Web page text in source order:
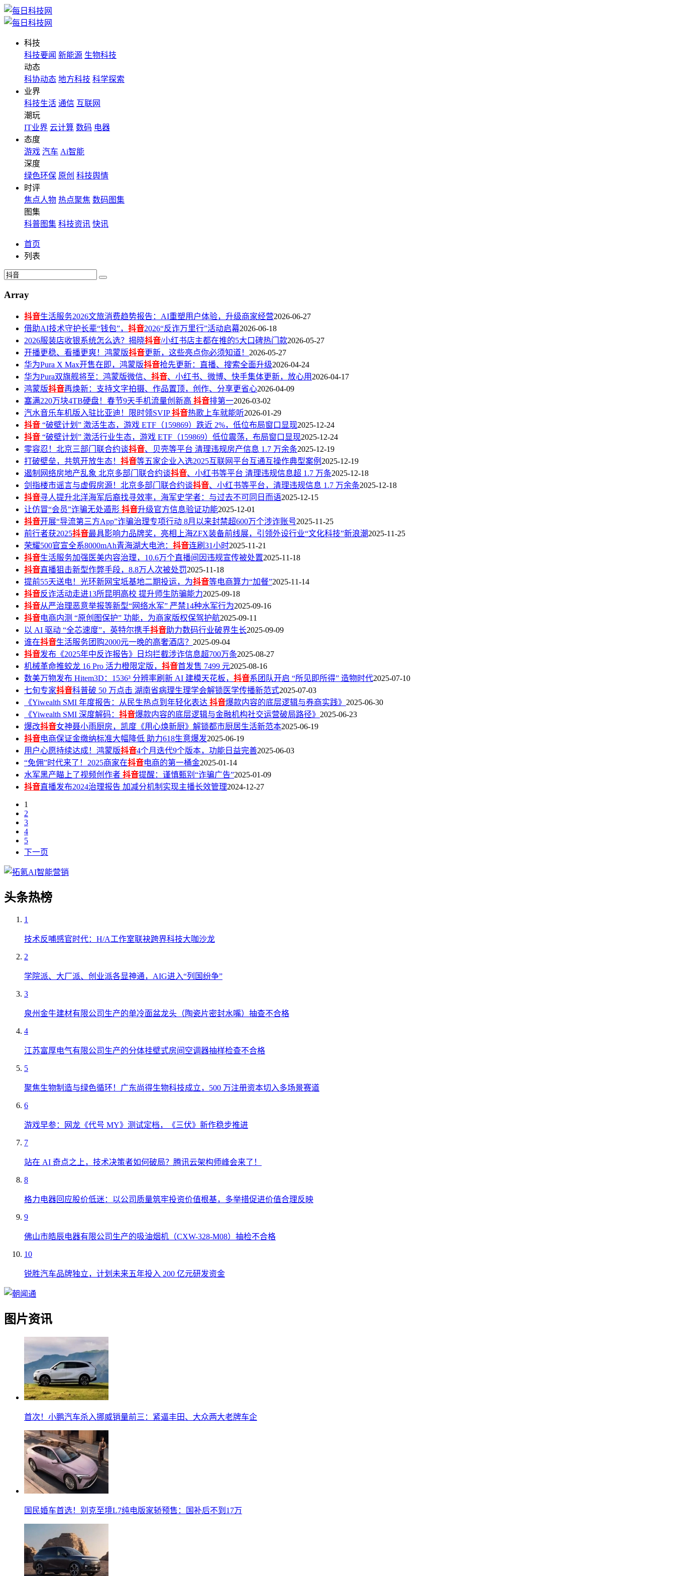
科技
科技要闻 新能源 生物科技
动态
科协动态 地方科技 科学探索
业界
科技生活 通信 互联网
潮玩
IT业界 云计算 数码 电器
态度
游戏 汽车 Ai智能
深度
绿色环保 原创 科技舆情
时评
焦点人物 热点聚焦 数码图集
图集
科普图集 科技资讯 快讯
首页
列表
Array
抖音生活服务2026文旅消费趋势报告：AI重塑用户体验，升级商家经营2026-06-27
借助AI技术守护长辈“钱包”， 抖音2026“反诈万里行”活动启幕2026-06-18
2026服装店收银系统怎么选？揭晓抖音/小红书店主都在推的5大口碑热门款2026-05-27
开播更稳、看播更爽！鸿蒙版抖音更新，这些亮点你必须知道！ 2026-05-27
华为Pura X Max开售在即，鸿蒙版抖音抢先更新：直播、搜索全面升级2026-04-24
华为Pura双旗舰将至：鸿蒙版微信、 抖音、小红书、微博、快手集体更新，放心用2026-04-17
鸿蒙版抖音再焕新：支持文字拍摄、作品置顶，创作、分享更省心2026-04-09
塞满220万块4TB硬盘！春节9天手机流量创新高 抖音排第一2026-03-02
汽水音乐车机版入驻比亚迪！限时领SVIP抖音热歌上车就能听2026-01-29
抖音 “破壁计划” 激活生态，游戏 ETF（159869）跌近 2%，低位布局窗口显现2025-12-24
抖音 “破壁计划” 激活行业生态，游戏 ETF（159869）低位震荡，布局窗口显现2025-12-24
零容忍！北京三部门联合约谈抖音、贝壳等平台 清理违规房产信息 1.7 万余条2025-12-19
打破壁垒，共筑开放生态！ 抖音等五家企业入选2025互联网平台互通互操作典型案例 2025-12-19
遏制网络房地产乱象 北京多部门联合约谈抖音、小红书等平台 清理违规信息超 1.7 万条2025-12-18
剑指楼市谣言与虚假房源！北京多部门联合约谈抖音、小红书等平台，清理违规信息 1.7 万余条2025-12-18
抖音寻人提升北洋海军后裔找寻效率，海军史学者：与过去不可同日而语2025-12-15
让仿冒“会员”诈骗无处遁形 抖音升级官方信息验证功能2025-12-01
抖音开展“导流第三方App”诈骗治理专项行动 8月以来封禁超600万个涉诈账号2025-11-25
前行者获2025抖音最具影响力品牌奖，亮相上海ZFX装备前线展，引领外设行业“文化科技”新浪潮2025-11-25
荣耀500官宣全系8000mAh青海湖大电池： 抖音连刷31小时2025-11-21
抖音生活服务加强医美内容治理，10.6万个直播间因违规宣传被处置2025-11-18
抖音直播狙击新型作弊手段，8.8万人次被处罚2025-11-18
提前55天送电！光环新网宝坻基地二期投运，为抖音等电商算力“加餐”2025-11-14
抖音反诈活动走进13所昆明高校 提升师生防骗能力2025-09-18
抖音从严治理恶意举报等新型“网络水军” 严禁14种水军行为2025-09-16
抖音电商内测 “原创图保护” 功能，为商家版权保驾护航2025-09-11
以 AI 驱动 “全芯速度”，英特尔携手抖音助力数码行业破界生长2025-09-09
谁在抖音生活服务团购2000元一晚的高奢酒店？ 2025-09-04
抖音发布《2025年中反诈报告》日均拦截涉诈信息超700万条2025-08-27
机械革命推蛟龙 16 Pro 活力橙限定版， 抖音首发售 7499 元2025-08-16
数美万物发布 Hitem3D：1536³ 分辨率刷新 AI 建模天花板， 抖音系团队开启 “所见即所得” 造物时代2025-07-10
七旬专家抖音科普破 50 万点击 湖南省病理生理学会解锁医学传播新范式2025-07-03
《Yiwealth SMI 年度报告：从民生热点到年轻化表达 抖音爆款内容的底层逻辑与券商实践》 2025-06-30
《Yiwealth SMI 深度解码： 抖音爆款内容的底层逻辑与金融机构社交运营破局路径》 2025-06-23
爆改抖音女神聂小雨厨房，凯度《用心焕新厨》解锁都市厨居生活新范本2025-06-19
抖音电商保证金缴纳标准大幅降低 助力618生意爆发2025-06-19
用户心愿持续达成！鸿蒙版抖音4个月迭代9个版本，功能日益完善2025-06-03
“免佣”时代来了！2025商家在抖音电商的第一桶金2025-01-14
水军黑产瞄上了视频创作者 抖音提醒：谨慎甄别“诈骗广告”2025-01-09
抖音直播发布2024治理报告 加减分机制实现主播长效管理2024-12-27
1
2
3
4
5
下一页
头条热榜
1
技术反哺感官时代：H/A工作室联袂跨界科技大咖沙龙
2
学院派、大厂派、创业派各显神通，AIG进入“列国纷争”
3
泉州金牛建材有限公司生产的单冷面盆龙头（陶瓷片密封水嘴）抽查不合格
4
江苏富厚电气有限公司生产的分体挂壁式房间空调器抽样检查不合格
5
聚焦生物制造与绿色循环！广东尚得生物科技成立，500 万注册资本切入多场景赛道
6
游戏早参：网龙《代号 MY》测试定档，《三伏》新作稳步推进
7
站在 AI 奇点之上，技术决策者如何破局？腾讯云架构师峰会来了！
8
格力电器回应股价低迷：以公司质量筑牢投资价值根基，多举措促进价值合理反映
9
佛山市皓辰电器有限公司生产的吸油烟机（CXW-328-M08）抽检不合格
10
锐胜汽车品牌独立，计划未来五年投入 200 亿元研发资金
图片资讯
首次！小鹏汽车杀入挪威销量前三：紧逼丰田、大众两大老牌车企
国民婚车首选！别克至境L7纯电版家轿预售：国补后不到17万